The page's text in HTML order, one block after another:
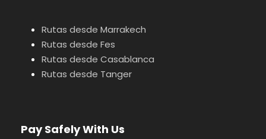
Rutas desde Marrakech
Rutas desde Fes
Rutas desde Casablanca
Rutas desde Tanger
Pay Safely With Us